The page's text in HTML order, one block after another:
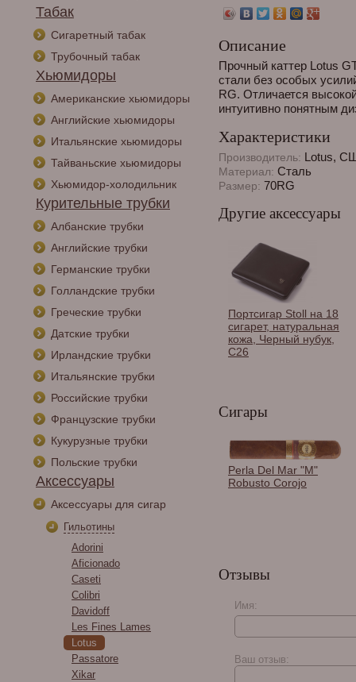
Табак
Сигаретный табак
Трубочный табак
Хьюмидоры
Американские хьюмидоры
Английские хьюмидоры
Итальянские хьюмидоры
Тайваньские хьюмидоры
Хьюмидор-холодильник
Курительные трубки
Албанские трубки
Английские трубки
Германские трубки
Голландские трубки
Греческие трубки
Датские трубки
Ирландские трубки
Итальянские трубки
Российские трубки
Французские трубки
Кукурузные трубки
Польские трубки
Аксессуары
Аксессуары для сигар
Гильотины
Adorini
Aficionado
Caseti
Colibri
Davidoff
Les Fines Lames
Lotus
Passatore
Xikar
Описание
Прочный каттер Lotus
стали без особых
RG. Отличается
интуитивно понятным
Характеристики
Производитель: Lotus,
Материал: Сталь
Размер: 70RG
Другие аксессуары
Портсигар Stoll на 18
сигарет, натуральная
кожа, Черный нубук,
C26
Каттер Lotus Viper V-
Cutter Black &
Rubberized Black 70
Сигары
Perla Del Mar "M"
Robusto Corojo
Buena Vista Incognito
Отзывы
Имя:
Ваш отзыв: